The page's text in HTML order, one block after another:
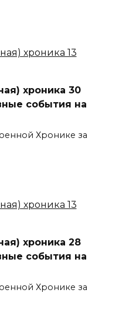
хроника 30
события на
Хронике за
хроника 28
события на
Хронике за